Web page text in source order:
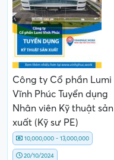
Công ty Cổ phần Lumi
Vĩnh Phúc Tuyển dụng
Nhân viên Kỹ thuật sản
xuất (Kỹ sư PE)
10,000,000 - 13,000,000
20/10/2024